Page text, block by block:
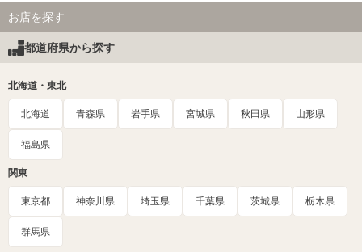
お店を探す
都道府県から探す
北海道・東北
北海道 青森県 岩手県 宮城県 秋田県 山形県
福島県
関東
東京都 神奈川県 埼玉県 千葉県 茨城県 栃木県
群馬県